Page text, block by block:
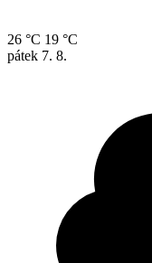
26 °C 19 °C
pátek 7. 8.